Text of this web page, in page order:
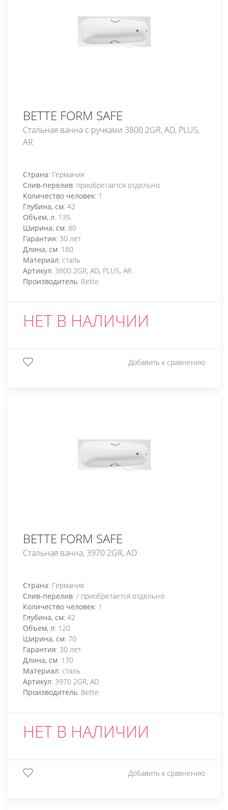
BETTE FORM SAFE
Стальная ванна с ручками 3800 2GR, AD, PLUS,
AR
Страна: Германия
Слив-перелив: приобретается отдельно
Количество человек: 1
Глубина, см: 42
Объем, л: 135
Ширина, см: 80
Гарантия: 30 лет
Длина, см: 180
Материал: сталь
Артикул: 3800 2GR, AD, PLUS, AR
Производитель: Bette
НЕТ В НАЛИЧИИ
Добавить к сравнению
BETTE FORM SAFE
Стальная ванна, 3970 2GR, AD
Страна: Германия
Слив-перелив: / приобретается отдельно
Количество человек: 1
Глубина, см: 42
Объем, л: 120
Ширина, см: 70
Гарантия: 30 лет
Длина, см: 170
Материал: сталь
Артикул: 3970 2GR, AD
Производитель: Bette
НЕТ В НАЛИЧИИ
Добавить к сравнению